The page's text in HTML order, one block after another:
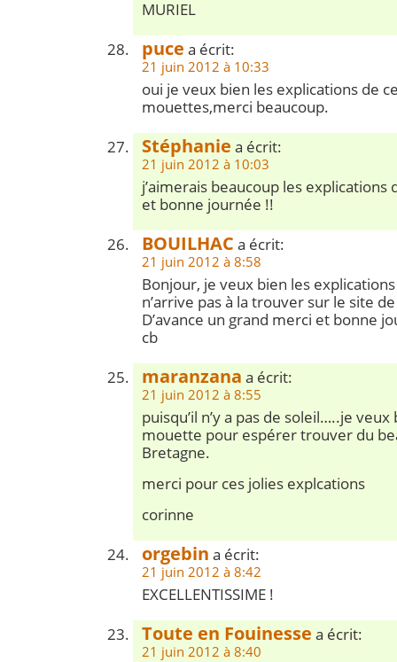
MURIEL
puce a écrit:
21 juin 2012 à 10:33
oui je veux bien les explications de
mouettes,merci beaucoup.
Stéphanie a écrit:
21 juin 2012 à 10:03
j’aimerais beaucoup les
et bonne journée !!
BOUILHAC a écrit:
21 juin 2012 à 8:58
Bonjour, je veux bien les
n’arrive pas à la trouver sur le site
D’avance un grand merci et bonne
cb
maranzana a écrit:
21 juin 2012 à 8:55
puisqu’il n’y a pas de soleil…..je
mouette pour espérer trouver du
Bretagne.
merci pour ces jolies explcations
corinne
orgebin a écrit:
21 juin 2012 à 8:42
EXCELLENTISSIME !
Toute en Fouinesse a écrit:
21 juin 2012 à 8:40